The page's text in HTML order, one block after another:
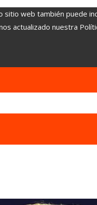
sitio web también puede
actualizado nuestra